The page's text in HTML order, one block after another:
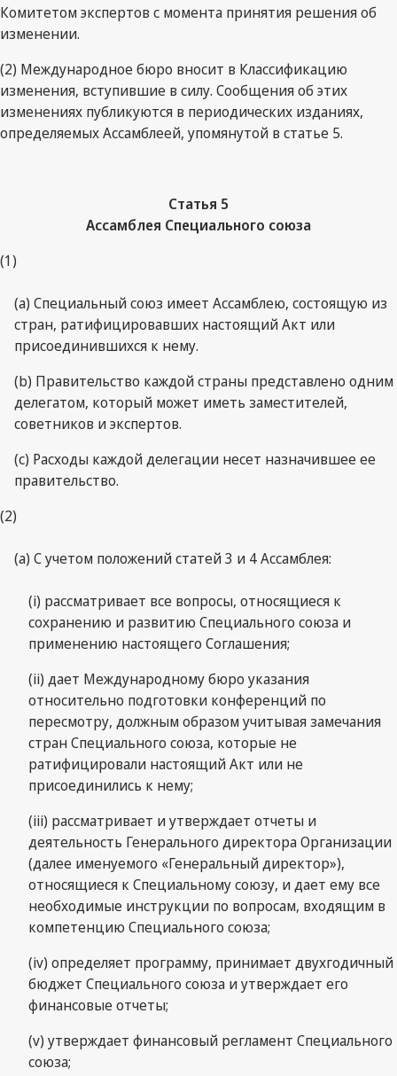
Комитетом экспертов с момента принятия решения об
изменении.
(2) Международное бюро вносит в Классификацию
изменения, вступившие в силу. Сообщения об этих
изменениях публикуются в периодических изданиях,
определяемых Ассамблеей, упомянутой в статье 5.
Статья 5
Ассамблея Специального союза
(1)
(a) Специальный союз имеет Ассамблею, состоящую из
стран, ратифицировавших настоящий Акт или
присоединившихся к нему.
(b) Правительство каждой страны представлено одним
делегатом, который может иметь заместителей,
советников и экспертов.
(c) Расходы каждой делегации несет назначившее ее
правительство.
(2)
(a) С учетом положений статей 3 и 4 Ассамблея:
(i) рассматривает все вопросы, относящиеся к
сохранению и развитию Специального союза и
применению настоящего Соглашения;
(ii) дает Международному бюро указания
относительно подготовки конференций по
пересмотру, должным образом учитывая замечания
стран Специального союза, которые не
ратифицировали настоящий Акт или не
присоединились к нему;
(iii) рассматривает и утверждает отчеты и
деятельность Генерального директора Организации
(далее именуемого «Генеральный директор»),
относящиеся к Специальному союзу, и дает ему все
необходимые инструкции по вопросам, входящим в
компетенцию Специального союза;
(iv) определяет программу, принимает двухгодичный
бюджет Специального союза и утверждает его
финансовые отчеты;
(v) утверждает финансовый регламент Специального
союза;